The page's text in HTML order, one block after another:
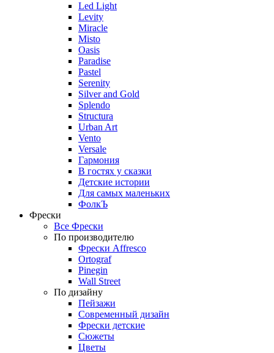
Led Light
Levity
Miracle
Misto
Oasis
Paradise
Pastel
Serenity
Silver and Gold
Splendo
Structura
Urban Art
Vento
Versale
Гармония
В гостях у сказки
Детские истории
Для самых маленьких
ФолкЪ
Фрески
Все Фрески
По производителю
Фрески Affresco
Ortograf
Pinegin
Wall Street
По дизайну
Пейзажи
Современный дизайн
Фрески детские
Сюжеты
Цветы